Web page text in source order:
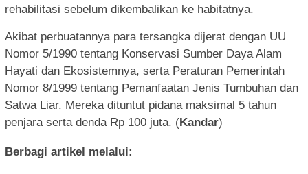
rehabilitasi sebelum dikembalikan ke habitatnya.
Akibat perbuatannya para tersangka dijerat dengan UU
Nomor 5/1990 tentang Konservasi Sumber Daya Alam
Hayati dan Ekosistemnya, serta Peraturan Pemerintah
Nomor 8/1999 tentang Pemanfaatan Jenis Tumbuhan dan
Satwa Liar. Mereka dituntut pidana maksimal 5 tahun
penjara serta denda Rp 100 juta. (Kandar)
Berbagi artikel melalui: